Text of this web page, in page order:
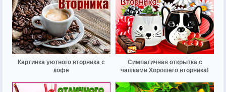
Картинка уютного вторника с
кофе
Симпатичная открытка с
чашками Хорошего вторника!